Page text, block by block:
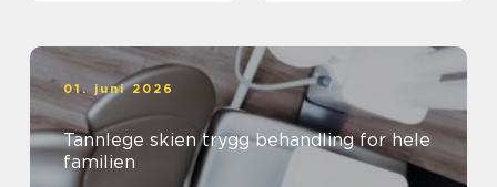
01. juni 2026
Tannlege skien trygg behandling for hele
familien